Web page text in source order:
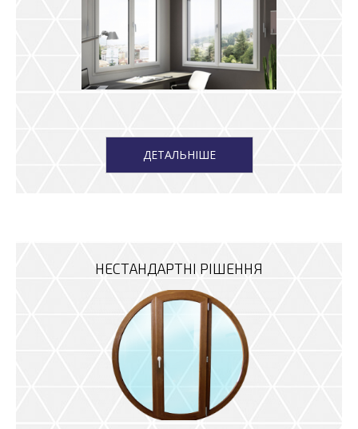
ДЕТАЛЬНІШЕ
НЕСТАНДАРТНІ РІШЕННЯ